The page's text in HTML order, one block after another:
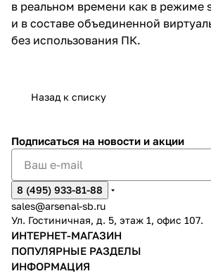
в реальном времени как в режиме
и в составе объединенной
без использования ПК.
Назад к списку
Подписаться на новости и акции
8 (495) 933-81-88
sales@arsenal-sb.ru
Ул. Гостиничная, д. 5, этаж 1, офис 107.
ИНТЕРНЕТ-МАГАЗИН
ПОПУЛЯРНЫЕ РАЗДЕЛЫ
ИНФОРМАЦИЯ